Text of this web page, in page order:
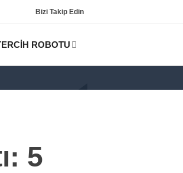
Bizi Takip Edin
ROBOTU
5